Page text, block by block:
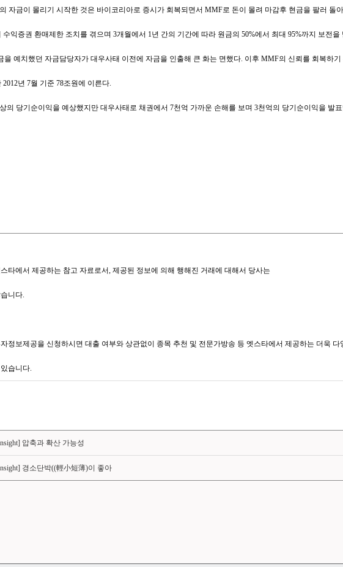
자금이 몰리기 시작한 것은 바이코리아로 증시가 회복되면서 MMF로 돈이 몰려 마감후 현금을 팔러 돌
익증권 환매제한 조치를 겪으며 3개월에서 1년 간의 기간에 따라 원금의 50%에서 최대 95%까지 보전을
을 예치했던 자금담당자가 대우사태 이전에 자금을 인출해 큰 화는 면했다. 이후 MMF의 신뢰를 회복하
년 7월 기준 78조원에 이른다.
의 당기순이익을 예상했지만 대우사태로 채권에서 7천억 가까운 손해를 보며 3천억의 당기순이익을 발
타에서 제공하는 참고 자료로서, 제공된 정보에 의해 행해진 거래에 대해서 당사는
니다.
정보제공을 신청하시면 대출 여부와 상관없이 종목 추천 및 전문가방송 등 엣스타에서 제공하는 더욱
습니다.
압축과 확산 가능성
경소단박((輕小短薄)이 좋아